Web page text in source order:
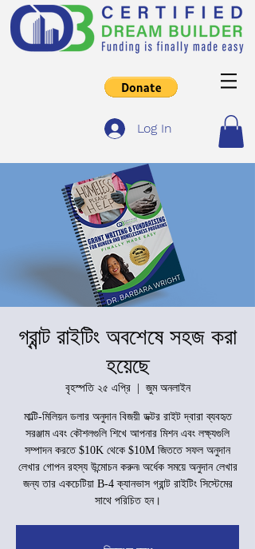
Log In
গ্রান্ট রাইটিং অবশেষে সহজ করা
হয়েছে
বৃহস্পতি ২৫ এপ্রি
  |
জুম অনলাইন
মাল্টি-মিলিয়ন ডলার অনুদান বিজয়ী ডক্টর রাইট দ্বারা ব্যবহৃত
সরঞ্জাম এবং কৌশলগুলি শিখে আপনার মিশন এবং লক্ষ্যগুলি
সম্পাদন করতে $10K থেকে $10M জিততে সফল অনুদান
লেখার গোপন রহস্য উন্মোচন করুন৷ অর্ধেক সময়ে অনুদান লেখার
জন্য তার একচেটিয়া B-4 ক্যানভাস গ্রান্ট রাইটিং সিস্টেমের
সাথে পরিচিত হন।